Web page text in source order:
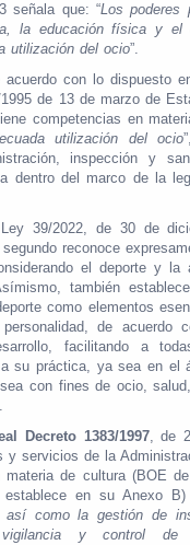
señala que: “Los poderes
la educación física y el
utilización del ocio”.
acuerdo con lo dispuesto
de 13 de marzo de
competencias en
utilización del ocio
inspección y
dentro del marco de la
39/2022, de 30 de
reconoce
el deporte y la
también
como elementos
de acuerdo
facilitando a
su práctica, ya sea en el
con fines de ocio,
Decreto 1383/1997, de
y servicios de la
de cultura (BOE
establece en su Anexo
así como la gestión de
vigilancia y control de